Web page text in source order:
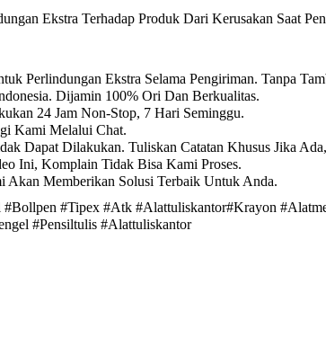
Ekstra Terhadap Produk Dari Kerusakan Saat
Perlindungan Ekstra Selama Pengiriman. Tanpa
Dijamin 100% Ori Dan Berkualitas.
24 Jam Non-Stop, 7 Hari Seminggu.
Kami Melalui Chat.
Dapat Dilakukan. Tuliskan Catatan Khusus Jika
Ini, Komplain Tidak Bisa Kami Proses.
Memberikan Solusi Terbaik Untuk Anda.
#Bollpen #Tipex #Atk #Alattuliskantor#Krayon
#Pensiltulis #Alattuliskantor